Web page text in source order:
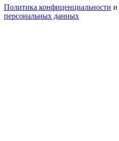
Политика конфиценциальности и
персональных данных